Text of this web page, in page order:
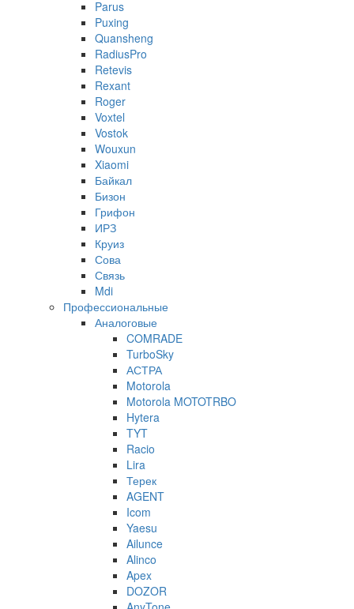
Parus
Puxing
Quansheng
RadiusPro
Retevis
Rexant
Roger
Voxtel
Vostok
Wouxun
Xiaomi
Байкал
Бизон
Грифон
ИРЗ
Круиз
Сова
Связь
Mdi
Профессиональные
Аналоговые
COMRADE
TurboSky
АСТРА
Motorola
Motorola MOTOTRBO
Hytera
TYT
Racio
Lira
Терек
AGENT
Icom
Yaesu
Ailunce
Alinco
Apex
DOZOR